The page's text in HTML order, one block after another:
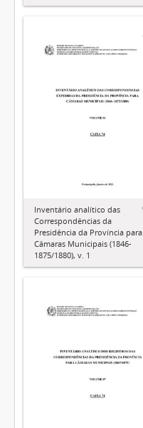
Inventário analítico das
Correspondências da
Presidência da Província para
Câmaras Municipais (1846-
1875/1880), v. 1